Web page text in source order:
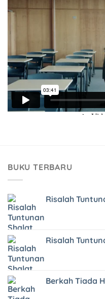
BUKU TERBARU
Risalah
Risalah
Berkah Tiada